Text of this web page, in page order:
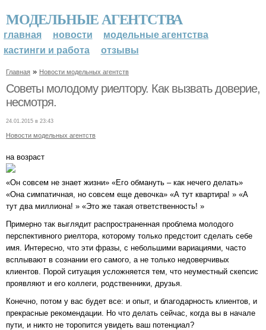
МОДЕЛЬНЫЕ АГЕНТСТВА
главная новости
модельные агентства
кастинги и работа
отзывы
Главная » Новости модельных агентств
Советы молодому риелтору. Как вызвать доверие,
несмотря.
24.01.2015 в 23:43
Новости модельных агентств
на возраст
«Он совсем не знает жизни» «Его обмануть – как нечего делать»
«Она симпатичная, но совсем еще девочка» «А тут квартира! » «А
тут два миллиона! » «Это же такая ответственность! »
Примерно так выглядит распространенная проблема молодого
перспективного риелтора, которому только предстоит сделать себе
имя. Интересно, что эти фразы, с небольшими вариациями, часто
всплывают в сознании его самого, а не только недоверчивых
клиентов. Порой ситуация усложняется тем, что неуместный скепсис
проявляют и его коллеги, родственники, друзья.
Конечно, потом у вас будет все: и опыт, и благодарность клиентов, и
прекрасные рекомендации. Но что делать сейчас, когда вы в начале
пути, и никто не торопится увидеть ваш потенциал?